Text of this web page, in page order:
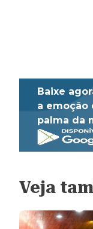
Baixe
a emoção
palma da
Veja